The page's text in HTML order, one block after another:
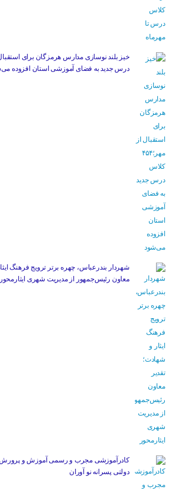
درس جدید به فضای آموزشی استان افزوده
شهردار بندرعباس، چهره برتر ترویج فرهنگ
معاون رئیس‌جمهور از مدیریت شهری ایثارمحور
کادرآموزشی مجرب و رسمی آموزش و پرورش
دولتی پسرانه نو آوران